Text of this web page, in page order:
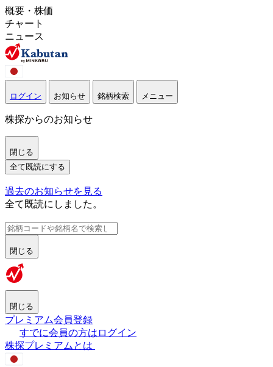
概要・株価
チャート
ニュース
ログイン お知らせ 銘柄検索 メニュー
株探からのお知らせ
閉じる
全て既読にする
過去のお知らせを見る
全て既読にしました。
閉じる
閉じる
プレミアム会員登録
すでに会員の方はログイン
株探プレミアムとは